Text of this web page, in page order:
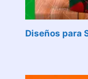
Diseños para